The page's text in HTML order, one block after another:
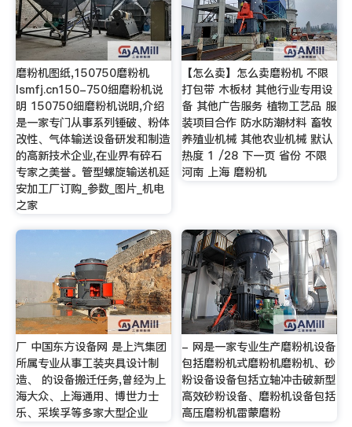
磨粉机图纸,150750磨粉机
lsmfj.cn150-750细磨粉机说
明 150750细磨粉机说明,介绍
是一家专门从事系列锤破、粉体
改性、气体输送设备研发和制造
的高新技术企业,在业界有碎石
专家之美誉。管型螺旋输送机延
安加工厂订购_参数_图片_机电
之家
【怎么卖】怎么卖磨粉机 不限
打包带 木板材 其他行业专用设
备 其他广告服务 植物工艺品 服
装项目合作 防水防潮材料 畜牧
养殖业机械 其他农业机械 默认
热度 1 /28 下一页 省份 不限
河南 上海 磨粉机
厂 中国东方设备网 是上汽集团
所属专业从事工装夹具设计制
造、 的设备搬迁任务,曾经为上
海大众、上海通用、博世力士
乐、采埃孚等多家大型企业
- 网是一家专业生产磨粉机设备
包括磨粉机式磨粉机磨粉机、砂
粉设备设备包括立轴冲击破新型
高效砂粉设备、磨粉机设备包括
高压磨粉机雷蒙磨粉